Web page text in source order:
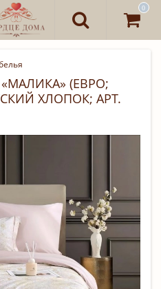
0
(ЕВРО;
ХЛОПОК; АРТ.